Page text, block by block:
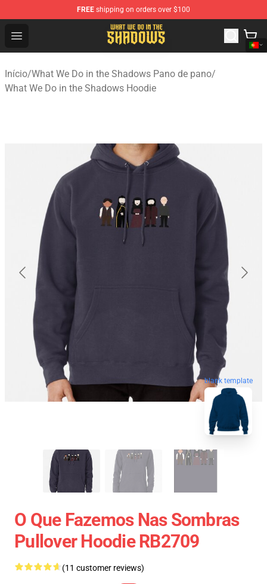
FREE shipping on orders over $100
Open menu
What We Do in the Shadows Shop - Official What We
Início/What We Do in the Shadows Pano de pano/
What We Do in the Shadows Hoodie
blank template
O Que Fazemos Nas Sombras
Pullover Hoodie RB2709
(11 customer reviews)